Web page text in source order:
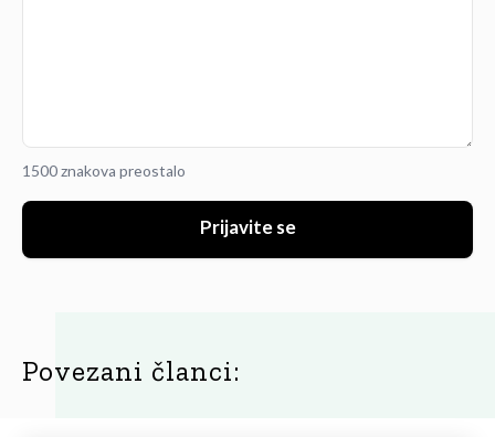
1500 znakova preostalo
Prijavite se
Povezani članci: